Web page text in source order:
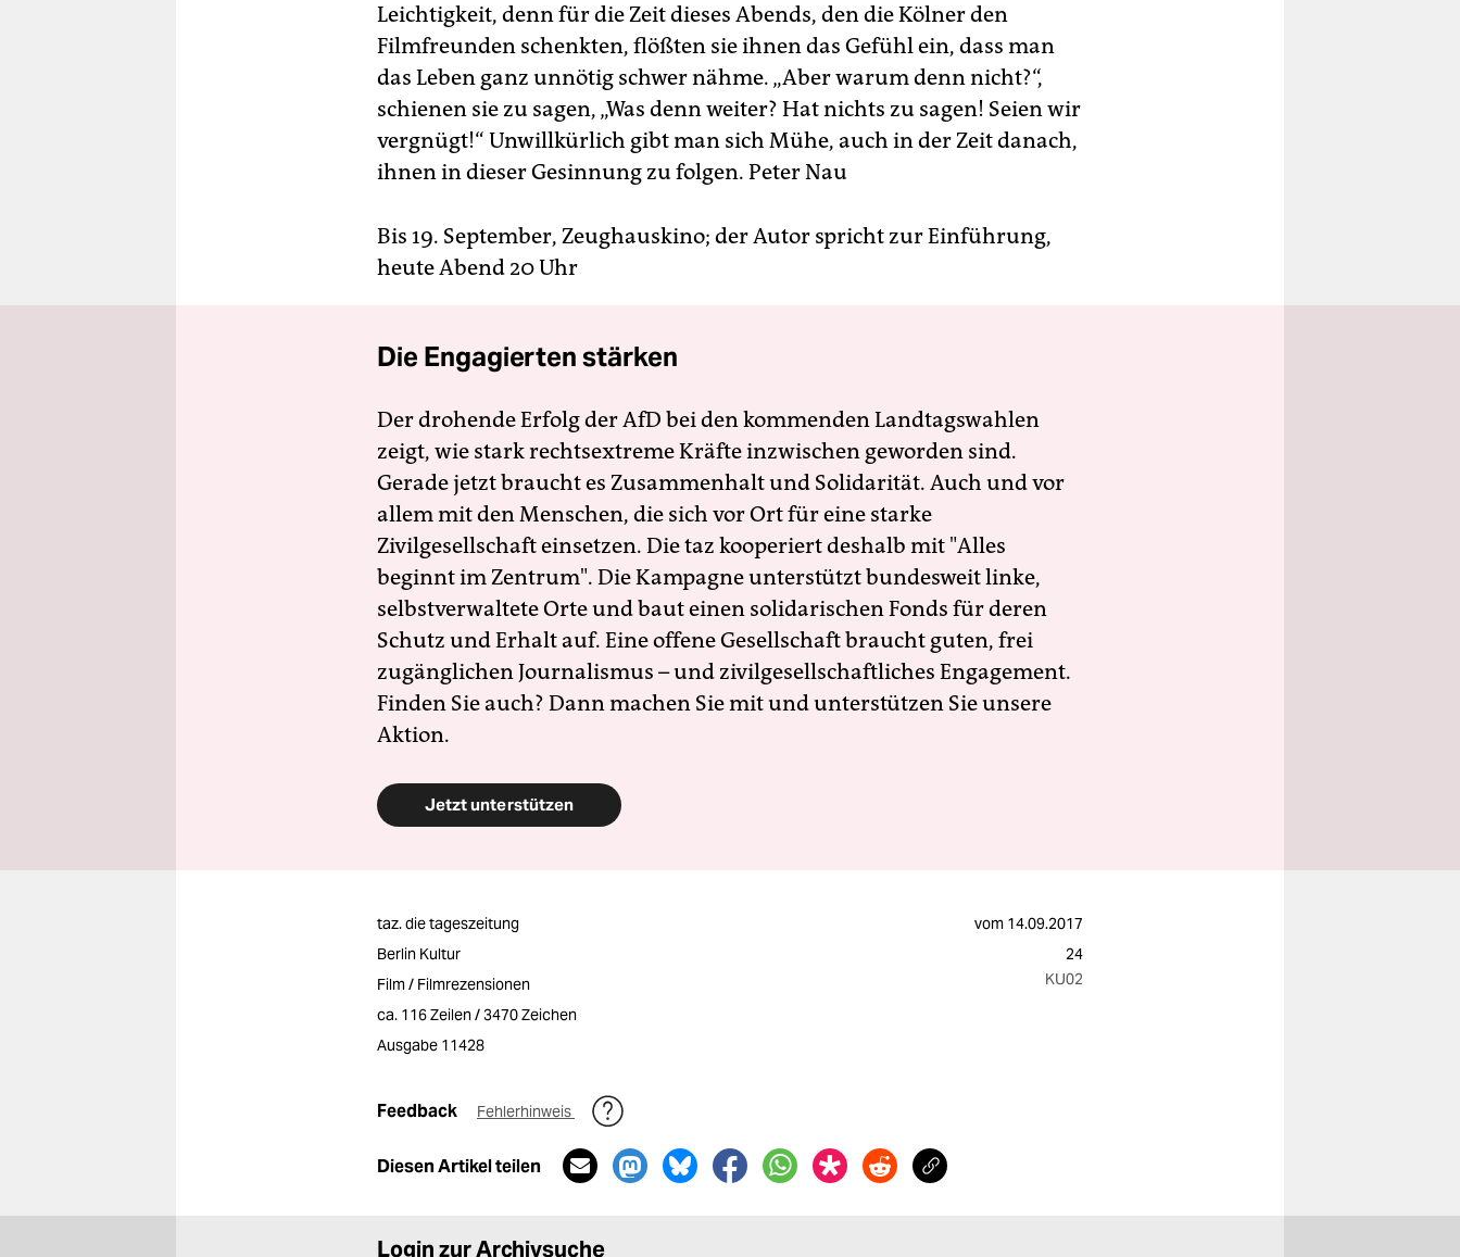
Leichtigkeit, denn für die Zeit dieses Abends, den die Kölner den
Filmfreunden schenkten, flößten sie ihnen das Gefühl ein, dass man
das Leben ganz unnötig schwer nähme. „Aber warum denn nicht?“,
schienen sie zu sagen, „Was denn weiter? Hat nichts zu sagen! Seien wir
vergnügt!“ Unwillkürlich gibt man sich Mühe, auch in der Zeit danach,
ihnen in dieser Gesinnung zu folgen. Peter Nau
Bis 19. September, Zeughauskino; der Autor spricht zur Einführung,
heute Abend 20 Uhr
Die Engagierten stärken
Der drohende Erfolg der AfD bei den kommenden Landtagswahlen
zeigt, wie stark rechtsextreme Kräfte inzwischen geworden sind.
Gerade jetzt braucht es Zusammenhalt und Solidarität. Auch und vor
allem mit den Menschen, die sich vor Ort für eine starke
Zivilgesellschaft einsetzen. Die taz kooperiert deshalb mit "Alles
beginnt im Zentrum". Die Kampagne unterstützt bundesweit linke,
selbstverwaltete Orte und baut einen solidarischen Fonds für deren
Schutz und Erhalt auf. Eine offene Gesellschaft braucht guten, frei
zugänglichen Journalismus – und zivilgesellschaftliches Engagement.
Finden Sie auch? Dann machen Sie mit und unterstützen Sie unsere
Aktion.
Jetzt unterstützen
taz. die tageszeitung vom 14.09.2017
Berlin Kultur
24
Film / Filmrezensionen
KU02
ca. 116 Zeilen / 3470 Zeichen
Ausgabe 11428
Feedback Fehlerhinweis
Diesen Artikel teilen
Login zur Archivsuche